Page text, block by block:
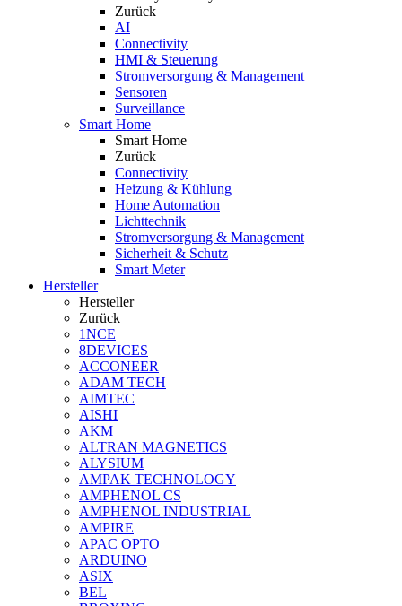
Zurück
AI
Connectivity
HMI & Steuerung
Stromversorgung & Management
Sensoren
Surveillance
Smart Home
Smart Home
Zurück
Connectivity
Heizung & Kühlung
Home Automation
Lichttechnik
Stromversorgung & Management
Sicherheit & Schutz
Smart Meter
Hersteller
Hersteller
Zurück
1NCE
8DEVICES
ACCONEER
ADAM TECH
AIMTEC
AISHI
AKM
ALTRAN MAGNETICS
ALYSIUM
AMPAK TECHNOLOGY
AMPHENOL CS
AMPHENOL INDUSTRIAL
AMPIRE
APAC OPTO
ARDUINO
ASIX
BEL